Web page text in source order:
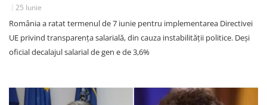
25 Iunie
România a ratat termenul de 7 iunie pentru implementarea Directivei
UE privind transparența salarială, din cauza instabilității politice. Deși
oficial decalajul salarial de gen e de 3,6%